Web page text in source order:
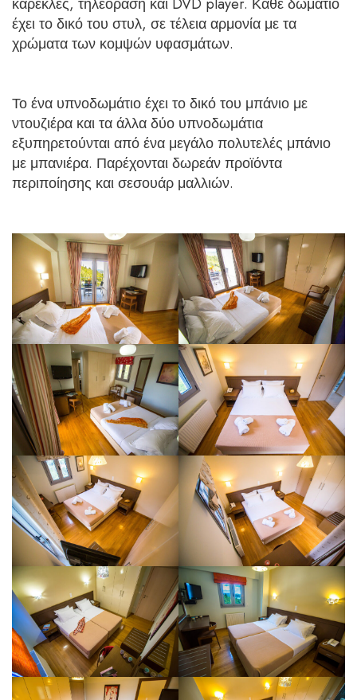
έχει το δικό του στυλ, σε τέλεια αρμονία με τα
χρώματα των κομψών υφασμάτων.
Το ένα υπνοδωμάτιο έχει το δικό του μπάνιο με
ντουζιέρα και τα άλλα δύο υπνοδωμάτια
εξυπηρετούνται από ένα μεγάλο πολυτελές μπάνιο
με μπανιέρα. Παρέχονται δωρεάν προϊόντα
περιποίησης και σεσουάρ μαλλιών.